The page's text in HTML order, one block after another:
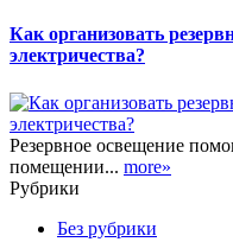
Как организовать
электричества?
Резервное освещение
помещении... more»
Рубрики
Без рубрики